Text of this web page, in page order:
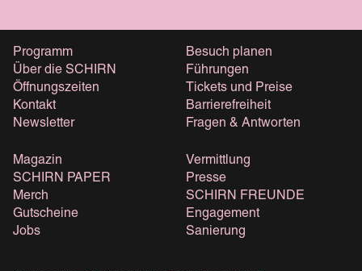
Programm
Über die SCHIRN
Öffnungszeiten
Kontakt
Newsletter
Besuch planen
Führungen
Tickets und Preise
Barrierefreiheit
Fragen & Antworten
Magazin
SCHIRN PAPER
Merch
Gutscheine
Jobs
Vermittlung
Presse
SCHIRN FREUNDE
Engagement
Sanierung